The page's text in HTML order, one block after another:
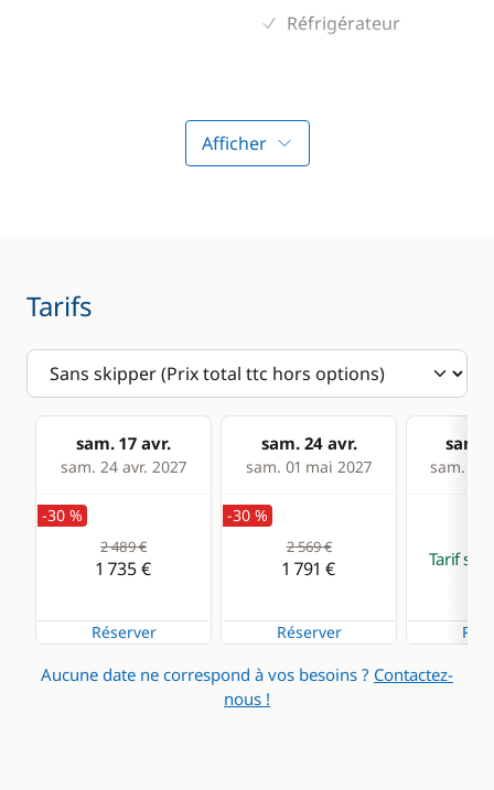
Réfrigérateur
Afficher
Tarifs
sam. 17 avr.
sam. 24 avr. 2027
sam. 24 avr.
sam. 01 mai 2027
sam.
sam. 08
-30 %
2 489 €
1 735 €
Réserver
-30 %
2 569 €
1 791 €
Réserver
Tarif sur
Aucune date ne correspond à vos besoins ? Contactez-
nous !